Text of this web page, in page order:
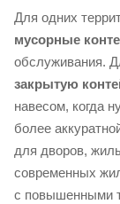
Для одних
мусорные
обслуживания.
закрытую
навесом, когда
более
для дворов,
современных
с повышенными